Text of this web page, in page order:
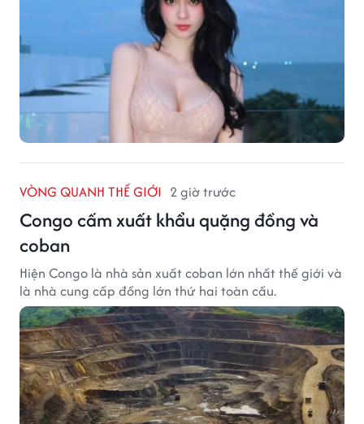
VÒNG QUANH THẾ GIỚI 2 giờ trước
Congo cấm xuất khẩu quặng đồng và
coban
Hiện Congo là nhà sản xuất coban lớn nhất thế giới và
là nhà cung cấp đồng lớn thứ hai toàn cầu.